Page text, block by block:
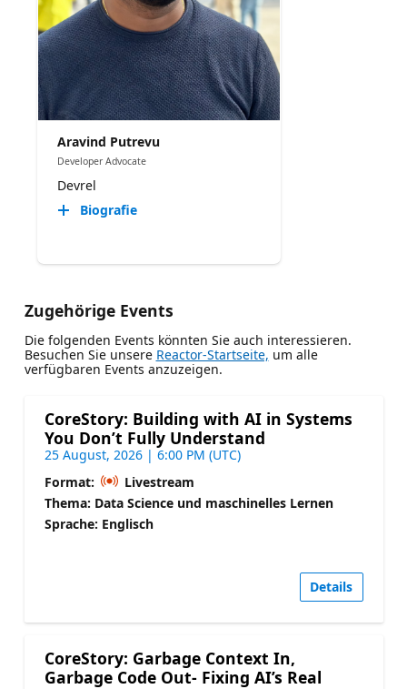
Aravind Putrevu
Developer Advocate
Devrel
Biografie
Zugehörige Events
Die folgenden Events könnten Sie auch interessieren.
Besuchen Sie unsere Reactor-Startseite, um alle
verfügbaren Events anzuzeigen.
CoreStory: Building with AI in Systems
You Don’t Fully Understand
25 August, 2026 | 6:00 PM (UTC)
Format:
Livestream
Thema: Data Science und maschinelles Lernen
Sprache: Englisch
Details
CoreStory: Garbage Context In,
Garbage Code Out- Fixing AI’s Real